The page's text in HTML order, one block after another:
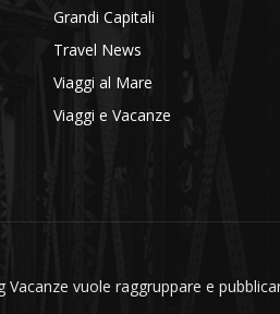
Grandi Capitali
Travel News
Viaggi al Mare
Viaggi e Vacanze
vuole raggruppare e